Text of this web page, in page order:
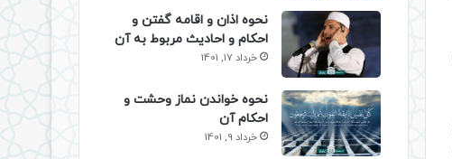
نحوه اذان و اقامه گفتن و
احکام و احادیث مربوط به آن
خرداد 17, 1401
نحوه خواندن نماز وحشت و
احکام آن
خرداد 9, 1401